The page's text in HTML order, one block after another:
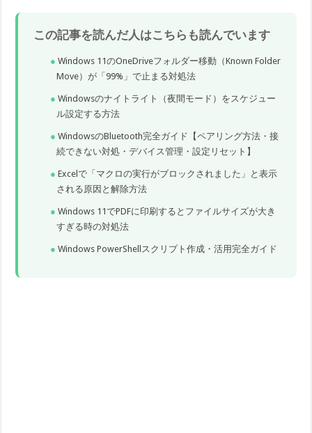
この記事を読んだ人はこちらも読んでいます
Windows 11のOneDriveフォルダー移動（Known Folder
Move）が「99%」で止まる対処法
Windowsのナイトライト（夜間モード）をスケジュー
ル設定する方法
WindowsのBluetooth完全ガイド【ペアリング方法・接
続できない対処・デバイス管理・設定リセット】
Excelで「マクロの実行がブロックされました」と表示
される原因と解除方法
Windows 11でPDFに印刷するとファイルサイズが大き
すぎる時の対処法
Windows PowerShellスクリプト作成・活用完全ガイド